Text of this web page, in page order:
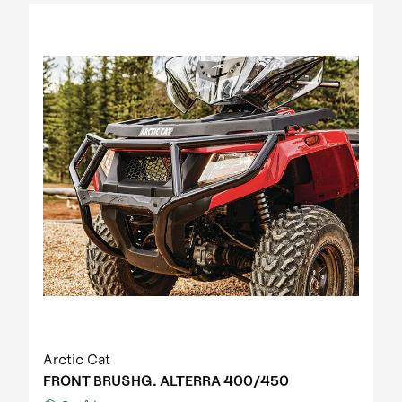
2012 TRV 1000 GT EFT IPM Print green metallic
update
2012 US mod. 700 TRV GT
2012 XC 450 EFT IPM black-green 01
2013 1000 XT EFT white met
2013 450 R EFT Homologated
2013 550 EFT black
2013 550 XT EFT emerald green met
2013 700 Diesel EFT marsh
2013 700 XT EFT steel blue met
2013 Prowler HDX
2013 TRV 550 EFT black
2013 TRV 550 XT EFT emerald green met
2013 TRV 700 XT EFT black met
Arctic Cat
FRONT BRUSHG. ALTERRA 400/450